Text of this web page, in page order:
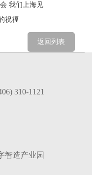
我们上海见
祝福
返回列表
310-1121
智造产业园